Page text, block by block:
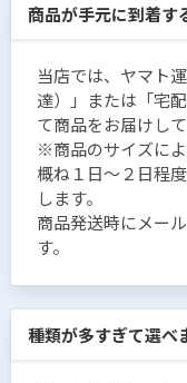
商品が手元に到着す
当店では、ヤマト
達）」または「宅
て商品をお届けして
※商品のサイズによ
概ね１日〜２日程
します。
商品発送時にメー
す。
種類が多すぎて選べ